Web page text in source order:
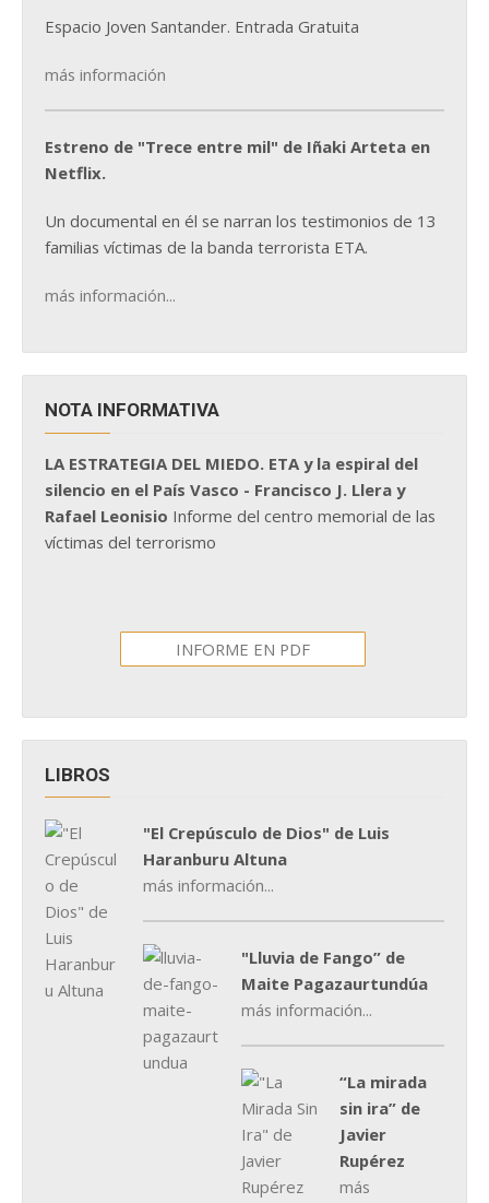
Espacio Joven Santander. Entrada Gratuita
más información
Estreno de "Trece entre mil" de Iñaki Arteta en
Netflix.
Un documental en él se narran los testimonios de 13
familias víctimas de la banda terrorista ETA.
más información...
NOTA INFORMATIVA
LA ESTRATEGIA DEL MIEDO. ETA y la espiral del
silencio en el País Vasco - Francisco J. Llera y
Rafael Leonisio Informe del centro memorial de las
víctimas del terrorismo
INFORME EN PDF
LIBROS
"El Crepúsculo de Dios" de Luis
Haranburu Altuna
más información...
"Lluvia de Fango” de
Maite Pagazaurtundúa
más información...
“La mirada
sin ira” de
Javier
Rupérez
más